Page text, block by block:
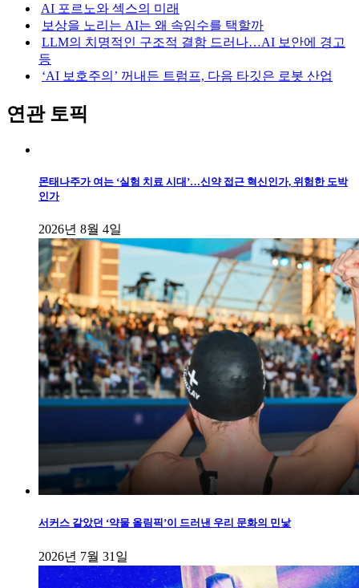
AI 포르노와 섹스의 미래
보상을 노리는 AI는 왜 속임수를 택할까
LLM의 치명적인 구조적 결함 드러나…AI 보안에 경고
등
‘AI 보호주의’ 꺼내든 트럼프, 다음 타깃은 로봇 산업
연관 토픽
몬태나주가 여는 ‘실험 치료 시대’…신약 접근 혁신인가, 위험한 도박
인가
2026년 8월 4일
서커스 같았던 ‘약물 올림픽’이 드러낸 우리 문화의 민낯
2026년 7월 31일